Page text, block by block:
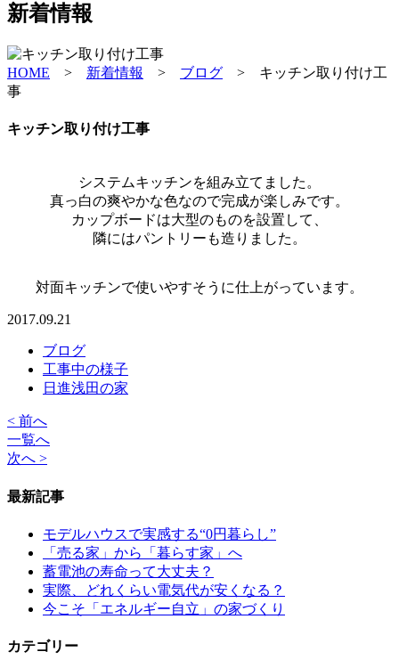
新着情報
HOME > 新着情報 > ブログ > キッチン取り付け工
事
キッチン取り付け工事
システムキッチンを組み立てました。
真っ白の爽やかな色なので完成が楽しみです。
カップボードは大型のものを設置して、
隣にはパントリーも造りました。
対面キッチンで使いやすそうに仕上がっています。
2017.09.21
ブログ
工事中の様子
日進浅田の家
< 前へ
一覧へ
次へ >
最新記事
モデルハウスで実感する“0円暮らし”
「売る家」から「暮らす家」へ
蓄電池の寿命って大丈夫？
実際、どれくらい電気代が安くなる？
今こそ「エネルギー自立」の家づくり
カテゴリー